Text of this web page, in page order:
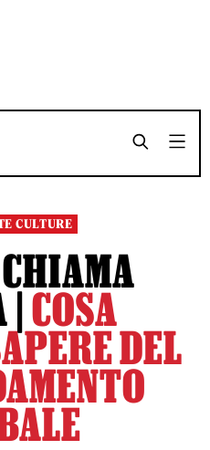
SHARE
SHARE
CULTURE
|COSA
DEL